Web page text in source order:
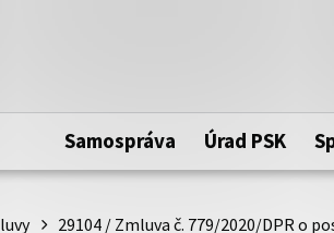
samosprávneho kraja.
Samospráva Úrad PSK
29104 / Zmluva č. 779/2020/DPR o